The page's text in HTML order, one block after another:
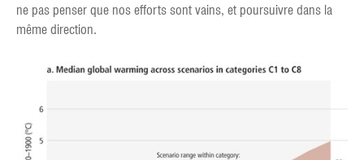
ne pas penser que nos efforts sont vains, et poursuivre dans la
même direction.